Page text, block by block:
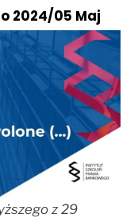
2024/05 Maj
z 29